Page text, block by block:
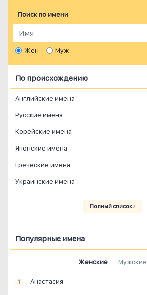
Поиск по имени
Жен Муж
По происхождению
Английские имена
Русские имена
Корейские имена
Японские имена
Греческие имена
Украинские имена
Полный список
Популярные имена
Женские Мужские
1 Анастасия